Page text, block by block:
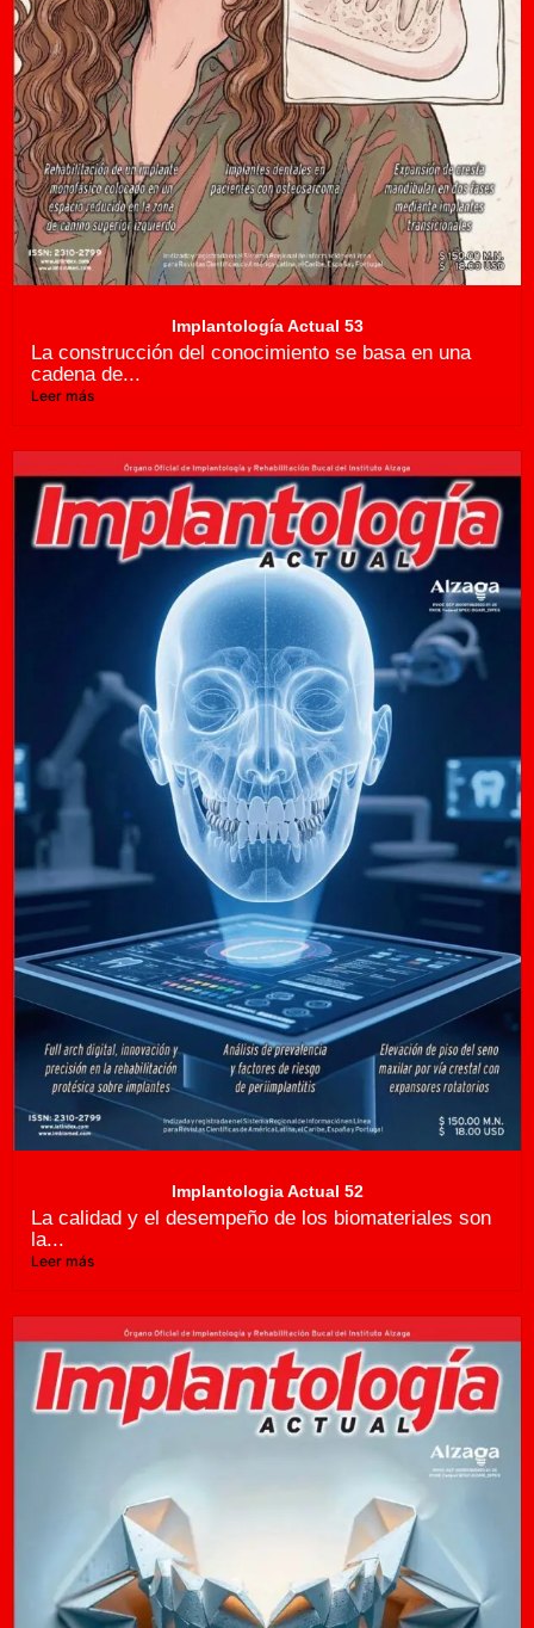
Implantología Actual 53
La construcción del conocimiento se basa en una
cadena de...
Leer más
Implantologia Actual 52
La calidad y el desempeño de los biomateriales son
la...
Leer más